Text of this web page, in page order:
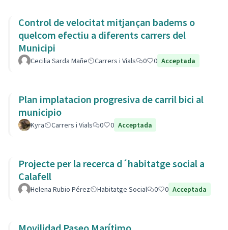
Control de velocitat mitjançan badems o
quelcom efectiu a diferents carrers del
Municipi
Cecilia Sarda Mañe Carrers i Vials 0 0 Acceptada
Plan implatacion progresiva de carril bici al
municipio
Kyra Carrers i Vials 0 0 Acceptada
Projecte per la recerca d´habitatge social a
Calafell
Helena Rubio Pérez Habitatge Social 0 0 Acceptada